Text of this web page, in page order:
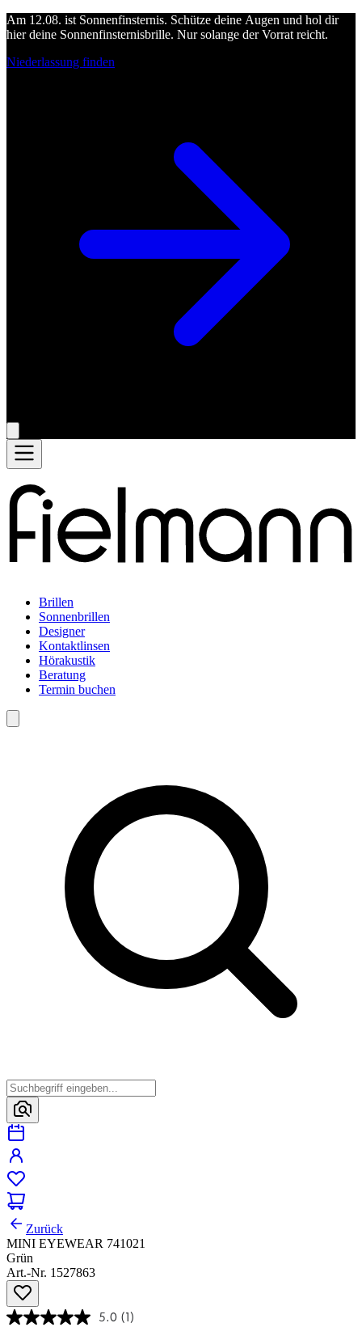
Am 12.08. ist Sonnenfinsternis. Schütze deine Augen und hol dir
hier deine Sonnenfinsternisbrille. Nur solange der Vorrat reicht.
Niederlassung finden
Brillen
Sonnenbrillen
Designer
Kontaktlinsen
Hörakustik
Beratung
Termin buchen
Zurück
MINI EYEWEAR 741021
Grün
Art.-Nr. 1527863
5.0 (1)